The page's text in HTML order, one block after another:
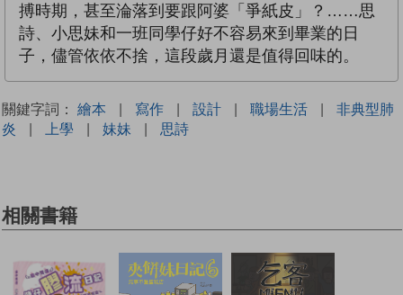
搏時期，甚至淪落到要跟阿婆「爭紙皮」？……思
詩、小思妹和一班同學仔好不容易來到畢業的日
子，儘管依依不捨，這段歲月還是值得回味的。
關鍵字詞： 繪本 | 寫作 | 設計 | 職場生活 |
非典型肺
炎
| 上學 | 妹妹 | 思詩
相關書籍